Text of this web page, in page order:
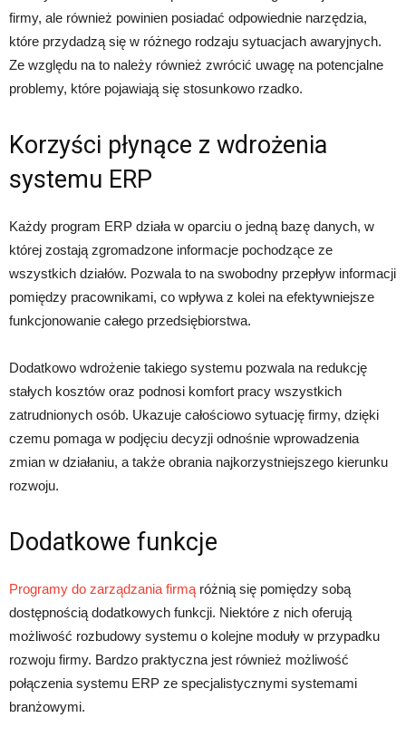
firmy, ale również powinien posiadać odpowiednie narzędzia,
które przydadzą się w różnego rodzaju sytuacjach awaryjnych.
Ze względu na to należy również zwrócić uwagę na potencjalne
problemy, które pojawiają się stosunkowo rzadko.
Korzyści płynące z wdrożenia
systemu ERP
Każdy program ERP działa w oparciu o jedną bazę danych, w
której zostają zgromadzone informacje pochodzące ze
wszystkich działów. Pozwala to na swobodny przepływ informacji
pomiędzy pracownikami, co wpływa z kolei na efektywniejsze
funkcjonowanie całego przedsiębiorstwa.
Dodatkowo wdrożenie takiego systemu pozwala na redukcję
stałych kosztów oraz podnosi komfort pracy wszystkich
zatrudnionych osób. Ukazuje całościowo sytuację firmy, dzięki
czemu pomaga w podjęciu decyzji odnośnie wprowadzenia
zmian w działaniu, a także obrania najkorzystniejszego kierunku
rozwoju.
Dodatkowe funkcje
Programy do zarządzania firmą różnią się pomiędzy sobą
dostępnością dodatkowych funkcji. Niektóre z nich oferują
możliwość rozbudowy systemu o kolejne moduły w przypadku
rozwoju firmy. Bardzo praktyczna jest również możliwość
połączenia systemu ERP ze specjalistycznymi systemami
branżowymi.